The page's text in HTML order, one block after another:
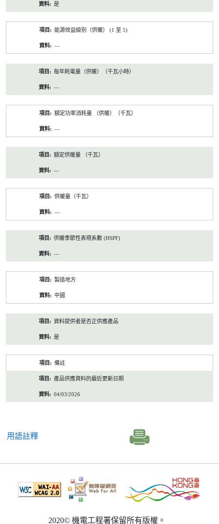
是
能源效益級別（供暖） (1 至 5)
—
每年耗電量（供暖）（千瓦小時）
—
額定功率消耗量 （供暖）（千瓦）
—
額定供暖量 （千瓦）
—
供暖量（千瓦）
—
供暖季節性表現系數 (HSPF)
—
製造地方
中國
資料提供者是否正供應產品
是
備註
產品供應資料的最近更新日期
04/03/2026
用語註釋
2020© 機電工程署保留所有版權。